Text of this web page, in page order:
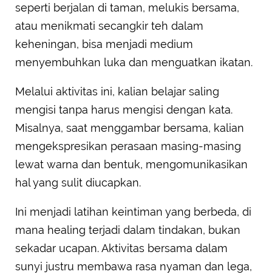
seperti berjalan di taman, melukis bersama,
atau menikmati secangkir teh dalam
keheningan, bisa menjadi medium
menyembuhkan luka dan menguatkan ikatan.
Melalui aktivitas ini, kalian belajar saling
mengisi tanpa harus mengisi dengan kata.
Misalnya, saat menggambar bersama, kalian
mengekspresikan perasaan masing-masing
lewat warna dan bentuk, mengomunikasikan
hal yang sulit diucapkan.
Ini menjadi latihan keintiman yang berbeda, di
mana healing terjadi dalam tindakan, bukan
sekadar ucapan. Aktivitas bersama dalam
sunyi justru membawa rasa nyaman dan lega,